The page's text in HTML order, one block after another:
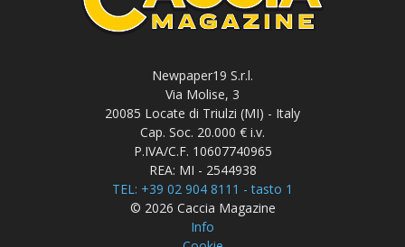
Newpaper19 S.r.l.
Via Molise, 3
20085 Locate di Triulzi (MI) - Italy
Cap. Soc. 20.000 € i.v.
P.IVA/C.F. 10607740965
REA: MI - 2544938
TEL: +39 02 904 8111 - tasto 1
© 2026 Caccia Magazine
Info